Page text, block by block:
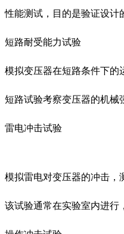
性能测试，目的是验证设计
短路耐受能力试验
模拟变压器在短路条件下的
短路试验考察变压器的机械
雷电冲击试验
模拟雷电对变压器的冲击，
该试验通常在实验室内进行